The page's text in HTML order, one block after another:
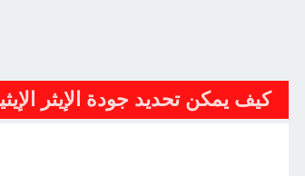
كيف يمكن تحديد جودة الإيثر